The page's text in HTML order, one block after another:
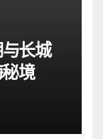
长城
境